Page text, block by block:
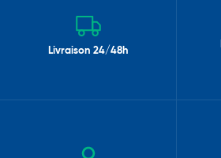
Livraison 24/48h